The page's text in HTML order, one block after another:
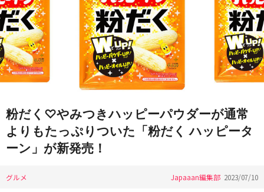
粉だく♡やみつきハッピーパウダーが通常
よりもたっぷりついた「粉だく ハッピータ
ーン」が新発売！
グルメ Japaaan編集部 2023/07/10